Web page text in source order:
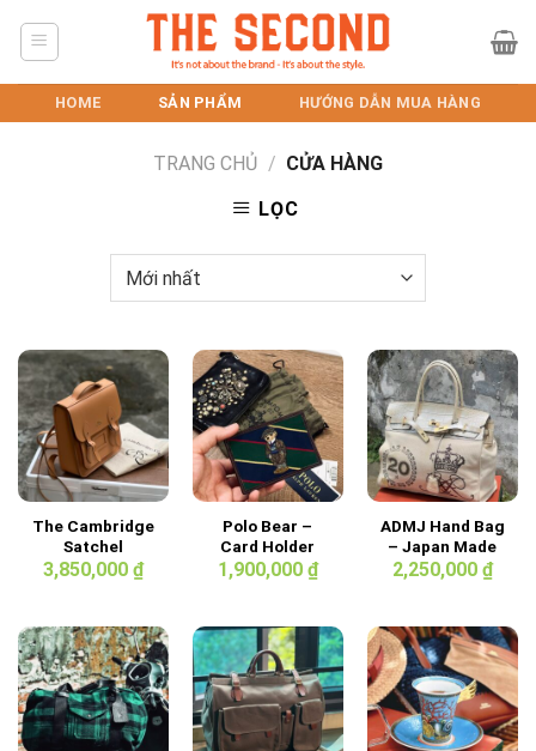
HOME SẢN PHẨM HƯỚNG DẪN MUA HÀNG
TRANG CHỦ / CỬA HÀNG
LỌC
The Cambridge
Satchel
Company –
3,850,000 ₫
Polo Bear –
Card Holder
1,900,000 ₫
ADMJ Hand Bag
– Japan Made
2,250,000 ₫